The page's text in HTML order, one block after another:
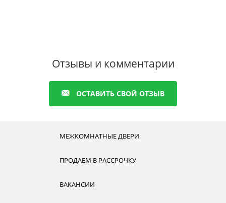
Отзывы и комментарии
ОСТАВИТЬ СВОЙ ОТЗЫВ
МЕЖКОМНАТНЫЕ ДВЕРИ
ПРОДАЕМ В РАССРОЧКУ
ВАКАНСИИ